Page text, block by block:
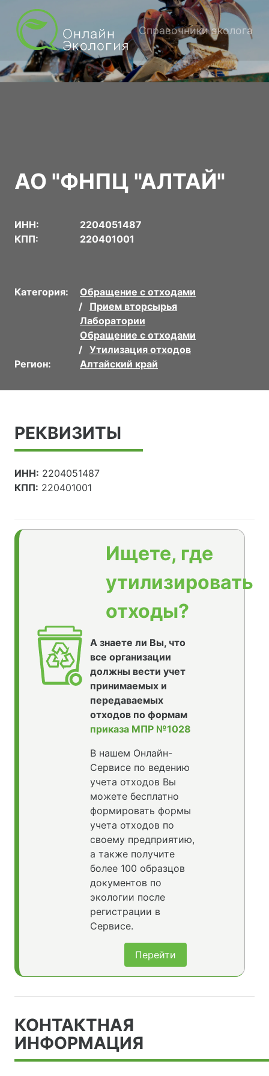
Справочники эколога
АО "ФНПЦ "АЛТАЙ"
ИНН:
2204051487
КПП:
220401001
Категория:
Обращение с отходами
Прием вторсырья
Лаборатории
Обращение с отходами
Утилизация отходов
Регион:
Алтайский край
РЕКВИЗИТЫ
ИНН: 2204051487
КПП: 220401001
Ищете, где
утилизировать
отходы?
А знаете ли Вы, что
все организации
должны вести учет
принимаемых и
передаваемых
отходов по формам
приказа МПР №1028
В нашем Онлайн-
Сервисе по ведению
учета отходов Вы
можете бесплатно
формировать формы
учета отходов по
своему предприятию,
а также получите
более 100 образцов
документов по
экологии после
регистрации в
Сервисе.
Перейти
КОНТАКТНАЯ
ИНФОРМАЦИЯ